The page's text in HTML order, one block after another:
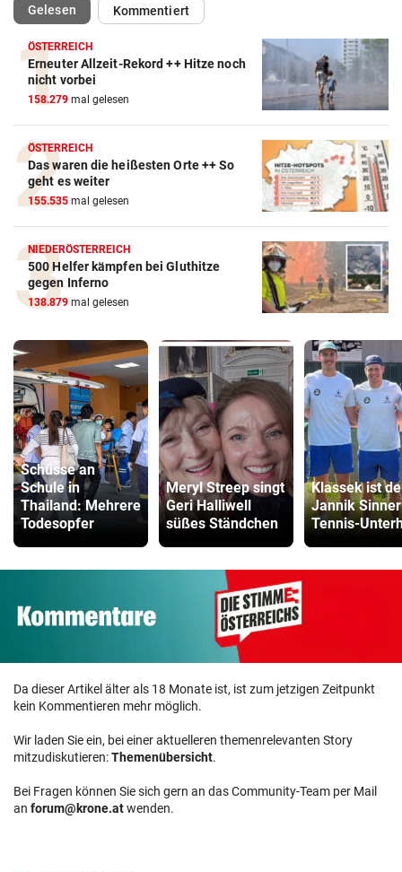
Gelesen(ausgewählt)Kommentiert
ÖSTERREICH
Erneuter Allzeit-Rekord ++ Hitze noch
nicht vorbei
158.279 mal gelesen
ÖSTERREICH
Das waren die heißesten Orte ++ So
geht es weiter
155.535 mal gelesen
NIEDERÖSTERREICH
500 Helfer kämpfen bei Gluthitze
gegen Inferno
138.879 mal gelesen
Schüsse an
Schule in
Thailand: Mehrere
Todesopfer
Meryl Streep singt
Geri Halliwell
süßes Ständchen
Klassek ist
Jannik
Tennis-
Da dieser Artikel älter als 18 Monate ist, ist zum jetzigen Zeitpunkt
kein Kommentieren mehr möglich.
Wir laden Sie ein, bei einer aktuelleren themenrelevanten Story
mitzudiskutieren:Themenübersicht.
Bei Fragen können Sie sich gern an das Community-Team per Mail
an forum@krone.atwenden.